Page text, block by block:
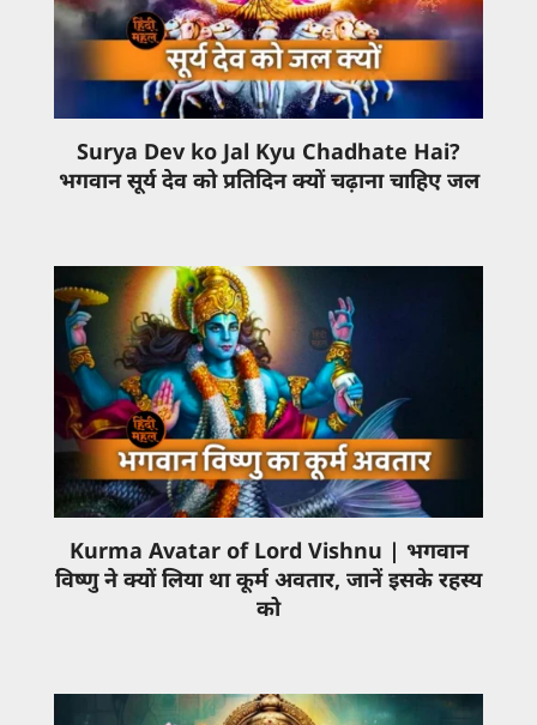
Surya Dev ko Jal Kyu Chadhate Hai?
भगवान सूर्य देव को प्रतिदिन क्यों चढ़ाना चाहिए जल
Kurma Avatar of Lord Vishnu | भगवान
विष्णु ने क्यों लिया था कूर्म अवतार, जानें इसके रहस्य
को